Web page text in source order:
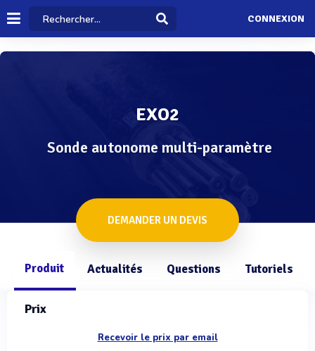
CONNEXION
EXO2
Sonde autonome multi-paramètre
DEMANDER UN DEVIS
Produit Actualités Questions Tutoriels
Prix
Recevoir le prix par email